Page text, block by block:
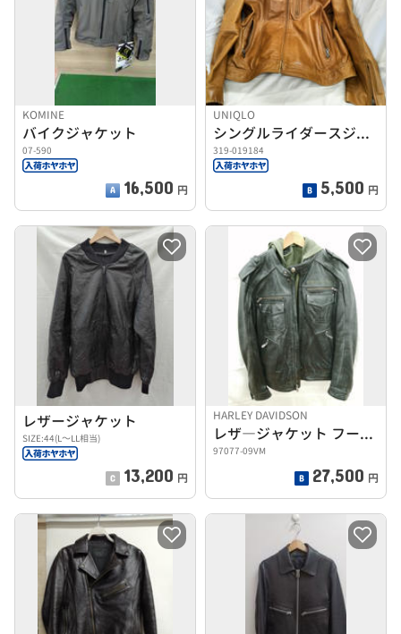
KOMINE
バイクジャケット
07-590
16,500 円
UNIQLO
シングルライダースジャケット
319-019184
5,500 円
レザージャケット
SIZE:44(L～LL相当)
13,200 円
HARLEY DAVIDSON
レザ―ジャケット フードライナー付き
97077-09VM
27,500 円